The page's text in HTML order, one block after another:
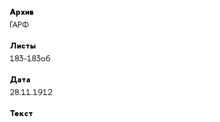
Архив
ГАРФ
Листы
183-183об
Дата
28.11.1912
Текст